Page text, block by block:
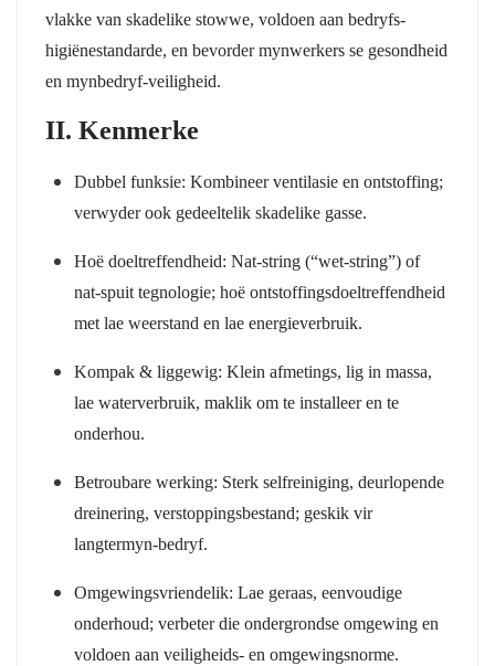
vlakke van skadelike stowwe, voldoen aan bedryfs-
higiënestandarde, en bevorder mynwerkers se gesondheid
en mynbedryf-veiligheid.
II. Kenmerke
Dubbel funksie: Kombineer ventilasie en ontstoffing;
verwyder ook gedeeltelik skadelike gasse.
Hoë doeltreffendheid: Nat-string (“wet-string”) of
nat-spuit tegnologie; hoë ontstoffingsdoeltreffendheid
met lae weerstand en lae energieverbruik.
Kompak & liggewig: Klein afmetings, lig in massa,
lae waterverbruik, maklik om te installeer en te
onderhou.
Betroubare werking: Sterk selfreiniging, deurlopende
dreinering, verstoppingsbestand; geskik vir
langtermyn-bedryf.
Omgewingsvriendelik: Lae geraas, eenvoudige
onderhoud; verbeter die ondergrondse omgewing en
voldoen aan veiligheids- en omgewingsnorme.